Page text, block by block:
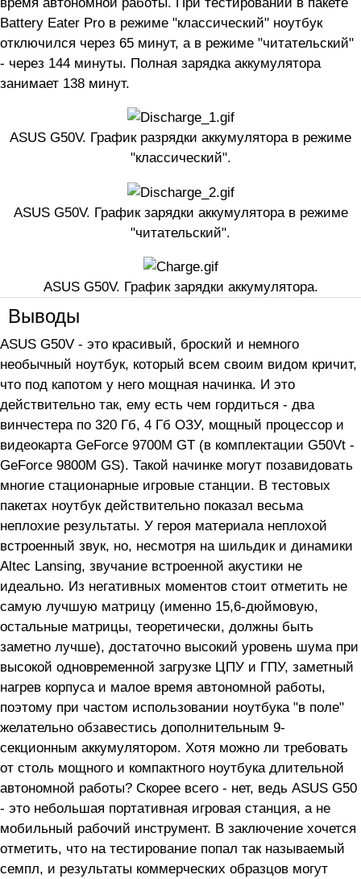
Battery Eater Pro в режиме "классический" ноутбук
отключился через 65 минут, а в режиме "читательский"
- через 144 минуты. Полная зарядка аккумулятора
занимает 138 минут.
ASUS G50V. График разрядки аккумулятора в режиме
"классический".
ASUS G50V. График зарядки аккумулятора в режиме
"читательский".
ASUS G50V. График зарядки аккумулятора.
Выводы
ASUS G50V - это красивый, броский и немного
необычный ноутбук, который всем своим видом кричит,
что под капотом у него мощная начинка. И это
действительно так, ему есть чем гордиться - два
винчестера по 320 Гб, 4 Гб ОЗУ, мощный процессор и
видеокарта GeForce 9700M GT (в комплектации G50Vt -
GeForce 9800M GS). Такой начинке могут позавидовать
многие стационарные игровые станции. В тестовых
пакетах ноутбук действительно показал весьма
неплохие результаты. У героя материала неплохой
встроенный звук, но, несмотря на шильдик и динамики
Altec Lansing, звучание встроенной акустики не
идеально. Из негативных моментов стоит отметить не
самую лучшую матрицу (именно 15,6-дюймовую,
остальные матрицы, теоретически, должны быть
заметно лучше), достаточно высокий уровень шума при
высокой одновременной загрузке ЦПУ и ГПУ, заметный
нагрев корпуса и малое время автономной работы,
поэтому при частом использовании ноутбука "в поле"
желательно обзавестись дополнительным 9-
секционным аккумулятором. Хотя можно ли требовать
от столь мощного и компактного ноутбука длительной
автономной работы? Скорее всего - нет, ведь ASUS G50
- это небольшая портативная игровая станция, а не
мобильный рабочий инструмент. В заключение хочется
отметить, что на тестирование попал так называемый
семпл, и результаты коммерческих образцов могут